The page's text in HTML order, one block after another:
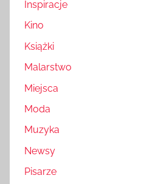
Inspiracje
Kino
Książki
Malarstwo
Miejsca
Moda
Muzyka
Newsy
Pisarze